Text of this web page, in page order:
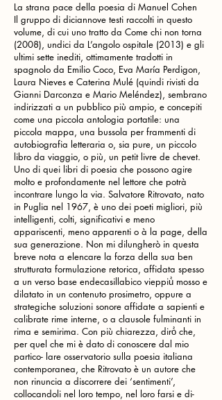
La strana pace della poesia di Manuel Cohen
Il gruppo di diciannove testi raccolti in questo
volume, di cui uno tratto da Come chi non torna
(2008), undici da L’angolo ospitale (2013) e gli
ultimi sette inediti, ottimamente tradotti in
spagnolo da Emilio Coco, Eva María Perdigon,
Laura Nieves e Caterina Mulé (quindi rivisti da
Gianni Darconza e Mario Meléndez), sembrano
indirizzati a un pubblico più ampio, e concepiti
come una piccola antologia portatile: una
piccola mappa, una bussola per frammenti di
autobiografia letteraria o, sia pure, un piccolo
libro da viaggio, o più, un petit livre de chevet.
Uno di quei libri di poesia che possono agire
molto e profondamente nel lettore che potrà
incontrare lungo la via. Salvatore Ritrovato, nato
in Puglia nel 1967, è uno dei poeti migliori, più
intelligenti, colti, significativi e meno
appariscenti, meno apparenti o à la page, della
sua generazione. Non mi dilungherò in questa
breve nota a elencare la forza della sua ben
strutturata formulazione retorica, affidata spesso
a un verso base endecasillabico vieppiù̀ mosso e
dilatato in un contenuto prosimetro, oppure a
strategiche soluzioni sonore affidate a sapienti e
calibrate rime interne, o a clausole fulminanti in
rima e semirima. Con più chiarezza, dirò̀ che,
per quel che mi è dato di conoscere dal mio
partico- lare osservatorio sulla poesia italiana
contemporanea, che Ritrovato è un autore che
non rinuncia a discorrere dei ‘sentimenti’,
collocandoli nel loro tempo, nel loro farsi e di-